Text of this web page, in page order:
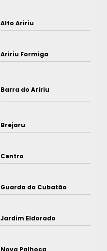
Alto Aririu
Aririu Formiga
Barra do Aririu
Brejaru
Centro
Guarda do Cubatão
Jardim Eldorado
Nova Palhoça